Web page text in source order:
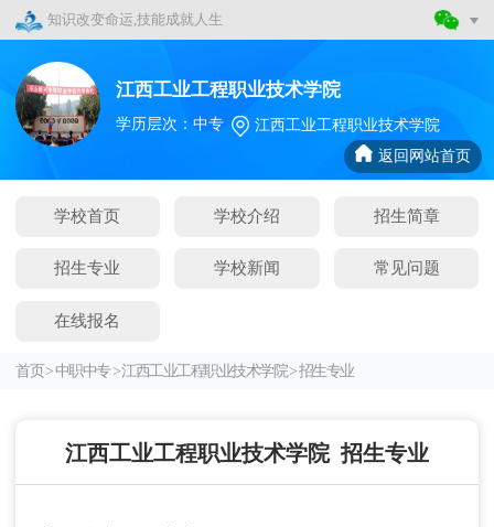
知识改变命运,技能成就人生
江西工业工程职业技术学院
江西工业工程职业技术学院
学历层次：中专
返回网站首页
学校首页 学校介绍 招生简章
招生专业 学校新闻 常见问题
在线报名
首页 >中职中专 >江西工业工程职业技术学院 >招生专业
江西工业工程职业技术学院 招生专业